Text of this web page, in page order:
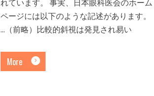
ページには以下のような記述があります。
…（前略）比較的斜視は発見され易い
More